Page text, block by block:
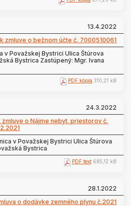
13.4.2022
zmluve o bežnom účte č. 7000510061
v Považskej Bystrici Ulica Štúrova
Bystrica Zastúpený: Mgr. Ivana
PDF kópia 310,21 kB
24.3.2022
zmluve o Nájme nebyt. priestorov č.
v Považskej Bystrici Ulica Štúrova
Bystrica
PDF text 685,12 kB
28.1.2022
o dodávke zemného plynu č.2021